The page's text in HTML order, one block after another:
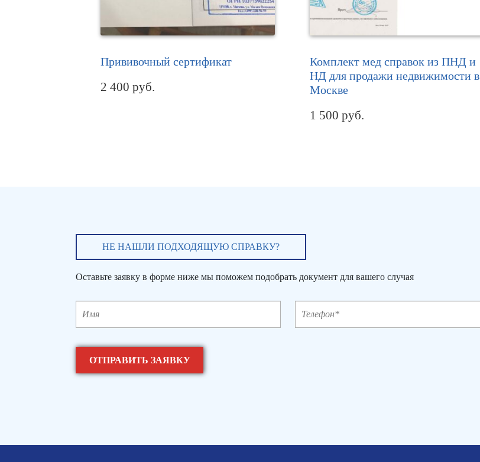
Прививочный сертификат
2 400 руб.
Комплект мед справок из ПНД и
НД для продажи недвижимости в
Москве
1 500 руб.
НЕ НАШЛИ ПОДХОДЯЩУЮ СПРАВКУ?
Оставьте заявку в форме ниже мы поможем подобрать документ для вашего случая